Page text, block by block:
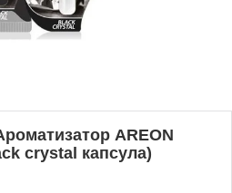
AREON
crystal капсула)